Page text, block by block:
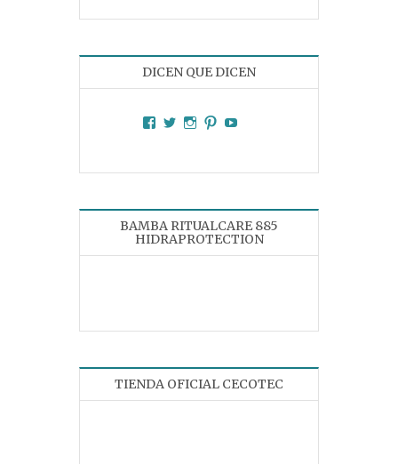
DICEN QUE DICEN
Facebook
TwitterInstagram
Pinterest
BAMBA RITUALCARE 885
HIDRAPROTECTION
TIENDA OFICIAL CECOTEC